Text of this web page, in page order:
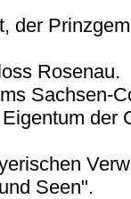
der
Rosenau.
Sachsen-
der
Seen".